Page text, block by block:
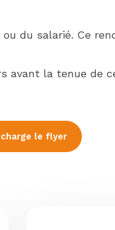
du salarié. Ce
avant la tenue de
le flyer